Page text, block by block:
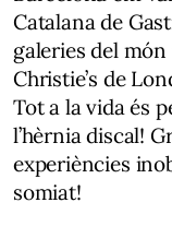
Catalana de
galeries del
Christie’s de
Tot a la vida és
l’hèrnia discal!
experiències
somiat!